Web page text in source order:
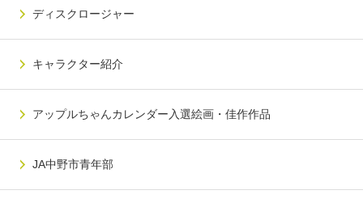
ディスクロージャー
キャラクター紹介
アップルちゃんカレンダー入選絵画・佳作作品
JA中野市青年部